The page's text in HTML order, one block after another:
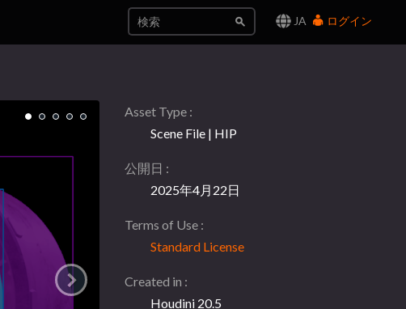
JA ログイン
Asset Type
Scene File | HIP
公開日
2025年4月22日
Terms of Use
Standard License
Created in
Houdini 20.5